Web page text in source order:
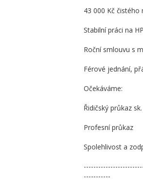
43 000 Kč čistého
Stabilní práci na
Roční smlouvu s
Férové jednání,
Očekáváme:
Řidičský průkaz sk.
Profesní průkaz
Spolehlivost a
-----------